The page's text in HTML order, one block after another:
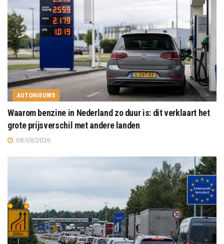
AUTONIEUWS
Waarom benzine in Nederland zo duur is: dit verklaart het
grote prijsverschil met andere landen
08/08/2026